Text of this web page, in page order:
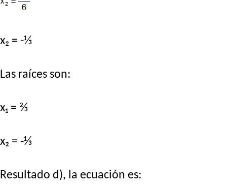
x₂ = -⅓
Las raíces son:
x₁ = ⅔
x₂ = -⅓
Resultado d), la ecuación es: